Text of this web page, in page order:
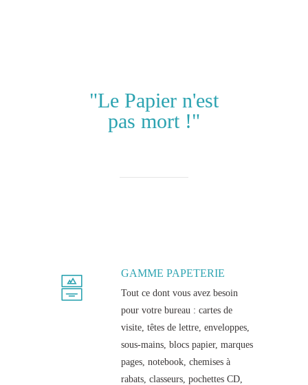
"Le Papier n'est
pas mort !"
GAMME PAPETERIE
Tout ce dont vous avez besoin
pour votre bureau : cartes de
visite, têtes de lettre, enveloppes,
sous-mains, blocs papier, marques
pages, notebook, chemises à
rabats, classeurs, pochettes CD,